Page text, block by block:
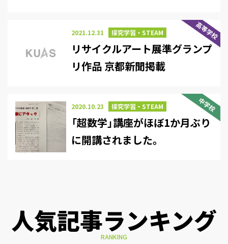
高等学校
2021.12.31 探究学習・STEAM
リサイクルアート展準グランプ
リ作品 京都新聞掲載
中学校
2020.10.23 探究学習・STEAM
「超数学」講座がほぼ1か月ぶり
に開講されました。
人気記事ランキング
RANKING